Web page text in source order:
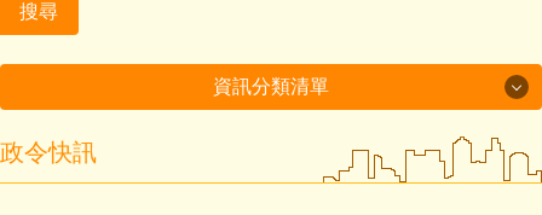
搜尋
資訊分類清單
最新消息
政令快訊